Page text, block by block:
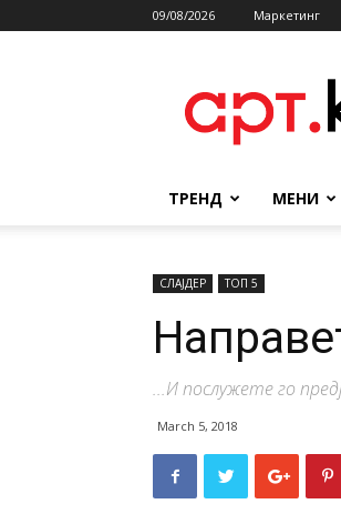
09/08/2026 Маркетинг
ТРЕНД МЕНИ
СЛАЈДЕР ТОП 5
...И послужете го
March 5, 2018